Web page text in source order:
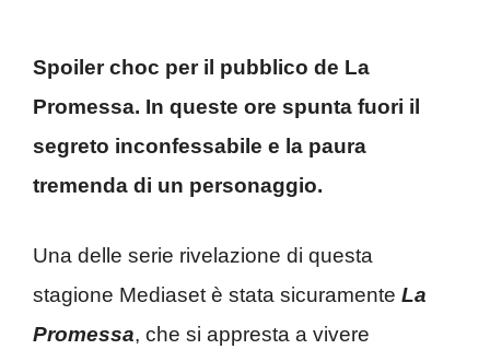
Spoiler choc per il pubblico de La
Promessa. In queste ore spunta fuori il
segreto inconfessabile e la paura
tremenda di un personaggio.
Una delle serie rivelazione di questa
stagione Mediaset è stata sicuramente La
Promessa, che si appresta a vivere